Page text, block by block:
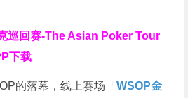
巡回赛-The Asian Poker Tour
下载
的落幕，线上赛场「WSOP金